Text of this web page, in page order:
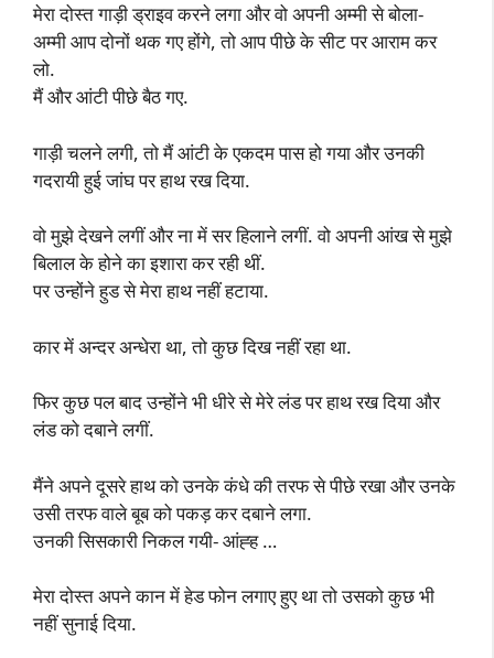
मेरा दोस्त गाड़ी ड्राइव करने लगा और वो अपनी अम्मी से बोला-
अम्मी आप दोनों थक गए होंगे, तो आप पीछे के सीट पर आराम कर
लो.
मैं और आंटी पीछे बैठ गए.
गाड़ी चलने लगी, तो मैं आंटी के एकदम पास हो गया और उनकी
गदरायी हुई जांघ पर हाथ रख दिया.
वो मुझे देखने लगीं और ना में सर हिलाने लगीं. वो अपनी आंख से मुझे
बिलाल के होने का इशारा कर रही थीं.
पर उन्होंने हुड से मेरा हाथ नहीं हटाया.
कार में अन्दर अन्धेरा था, तो कुछ दिख नहीं रहा था.
फिर कुछ पल बाद उन्होंने भी धीरे से मेरे लंड पर हाथ रख दिया और
लंड को दबाने लगीं.
मैंने अपने दूसरे हाथ को उनके कंधे की तरफ से पीछे रखा और उनके
उसी तरफ वाले बूब को पकड़ कर दबाने लगा.
उनकी सिसकारी निकल गयी- आंह्ह …
मेरा दोस्त अपने कान में हेड फोन लगाए हुए था तो उसको कुछ भी
नहीं सुनाई दिया.